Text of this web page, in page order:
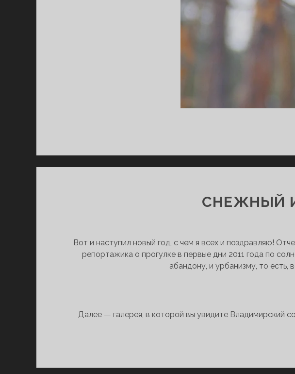
СНЕЖНЫЙ
Вот и наступил новый год, с чем я всех и поздравляю!
репортажика о прогулке в первые дни 2011 года по
абандону, и урбанизму, то есть,
Далее — галерея, в которой вы увидите Владимирский